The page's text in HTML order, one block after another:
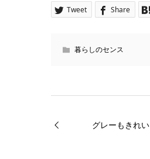
Tweet Share
暮らしのセンス
グレーもきれい